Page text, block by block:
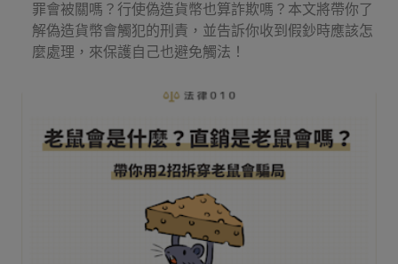
罪會被關嗎？行使偽造貨幣也算詐欺嗎？本文將帶你了
解偽造貨幣會觸犯的刑責，並告訴你收到假鈔時應該怎
麼處理，來保護自己也避免觸法！